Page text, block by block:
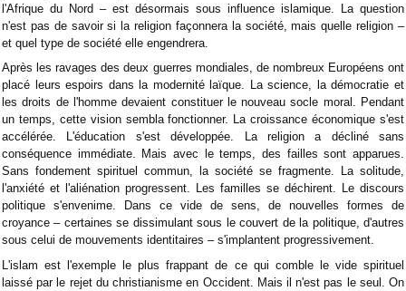
l'Afrique du Nord – est désormais sous influence islamique. La question
n'est pas de savoir si la religion façonnera la société, mais quelle religion –
et quel type de société elle engendrera.
Après les ravages des deux guerres mondiales, de nombreux Européens ont
placé leurs espoirs dans la modernité laïque. La science, la démocratie et
les droits de l'homme devaient constituer le nouveau socle moral. Pendant
un temps, cette vision sembla fonctionner. La croissance économique s'est
accélérée. L'éducation s'est développée. La religion a décliné sans
conséquence immédiate. Mais avec le temps, des failles sont apparues.
Sans fondement spirituel commun, la société se fragmente. La solitude,
l'anxiété et l'aliénation progressent. Les familles se déchirent. Le discours
politique s'envenime. Dans ce vide de sens, de nouvelles formes de
croyance – certaines se dissimulant sous le couvert de la politique, d'autres
sous celui de mouvements identitaires – s'implantent progressivement.
L'islam est l'exemple le plus frappant de ce qui comble le vide spirituel
laissé par le rejet du christianisme en Occident. Mais il n'est pas le seul. On